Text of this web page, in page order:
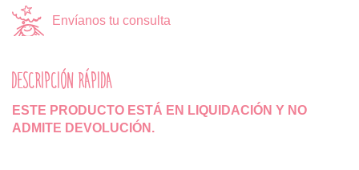
Envíanos tu consulta
DESCRIPCIÓN RÁPIDA
ESTE PRODUCTO ESTÁ EN LIQUIDACIÓN Y NO
ADMITE DEVOLUCIÓN.